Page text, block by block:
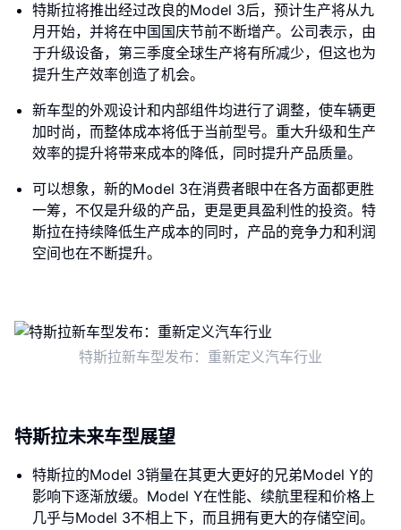
特斯拉将推出经过改良的Model 3后，预计生产将从九
月开始，并将在中国国庆节前不断增产。公司表示，由
于升级设备，第三季度全球生产将有所减少，但这也为
提升生产效率创造了机会。
新车型的外观设计和内部组件均进行了调整，使车辆更
加时尚，而整体成本将低于当前型号。重大升级和生产
效率的提升将带来成本的降低，同时提升产品质量。
可以想象，新的Model 3在消费者眼中在各方面都更胜
一筹，不仅是升级的产品，更是更具盈利性的投资。特
斯拉在持续降低生产成本的同时，产品的竞争力和利润
空间也在不断提升。
特斯拉新车型发布：重新定义汽车行业
特斯拉未来车型展望
特斯拉的Model 3销量在其更大更好的兄弟Model Y的
影响下逐渐放缓。Model Y在性能、续航里程和价格上
几乎与Model 3不相上下，而且拥有更大的存储空间。